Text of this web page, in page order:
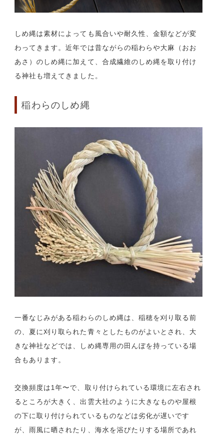
しめ縄は素材によっても風合いや耐久性、金額などが変
わってきます。近年では昔ながらの稲わらや大麻（おお
あさ）のしめ縄に加えて、合成繊維のしめ縄を取り付け
る神社も増えてきました。
稲わらのしめ縄
一番なじみがある稲わらのしめ縄は、稲穂を刈り取る前
の、夏に刈り取られた青々としたものがよいとされ、大
きな神社などでは、しめ縄専用の田んぼを持っている場
合もあります。
交換頻度は1年〜で、取り付けられている環境に左右され
るところが大きく、出雲大社のように大きなものや屋根
の下に取り付けられているものなどは劣化が遅いです
が、雨風に晒されたり、海水を浴びたりする場所であれ